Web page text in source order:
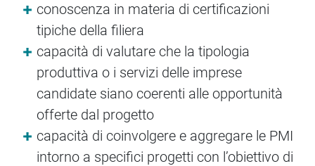
conoscenza in materia di certificazioni
tipiche della filiera
capacità di valutare che la tipologia
produttiva o i servizi delle imprese
candidate siano coerenti alle opportunità
offerte dal progetto
capacità di coinvolgere e aggregare le PMI
intorno a specifici progetti con l’obiettivo di